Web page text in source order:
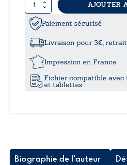
quantité
de
Mes
malheurs,
ma
AJOUTER
Paiement sécurisé
Livraison pour 3€,
Impression en France
Fichier compatible avec
et tablettes
Biographie de l'auteur